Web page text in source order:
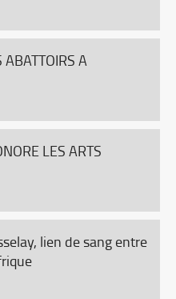
ABATTOIRS A
LES ARTS
lien de sang entre